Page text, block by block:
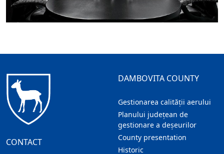
CONTACT
DAMBOVITA COUNTY
Gestionarea calității aerului
Planului județean de
gestionare a deșeurilor
County presentation
Historic